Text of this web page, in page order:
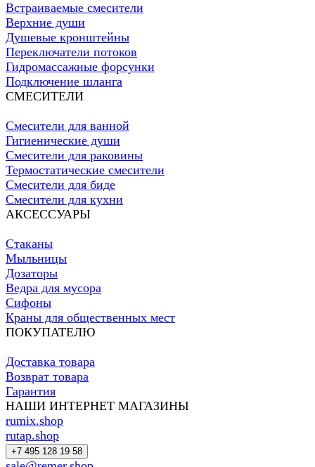
Встраиваемые смесители
Верхние души
Душевые кронштейны
Переключатели потоков
Гидромассажные форсунки
Подключение шланга
СМЕСИТЕЛИ
Смесители для ванной
Гигиенические души
Смесители для раковины
Термостатические смесители
Смесители для биде
Смесители для кухни
АКСЕССУАРЫ
Стаканы
Мыльницы
Дозаторы
Ведра для мусора
Сифоны
Краны для общественных мест
ПОКУПАТЕЛЮ
Доставка товара
Возврат товара
Гарантия
НАШИ ИНТЕРНЕТ МАГАЗИНЫ
rumix.shop
rutap.shop
+7 495 128 19 58